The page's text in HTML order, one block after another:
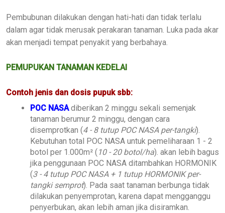
Pembubunan dilakukan dengan hati-hati dan tidak terlalu
dalam agar tidak merusak perakaran tanaman. Luka pada akar
akan menjadi tempat penyakit yang berbahaya.
PEMUPUKAN TANAMAN KEDELAI
Contoh jenis dan dosis pupuk sbb:
POC NASAdiberikan 2 minggu sekali semenjak
tanaman berumur 2 minggu, dengan cara
disemprotkan (4 - 8 tutup POC NASA per-tangki).
Kebutuhan total POC NASA untuk pemeliharaan 1 - 2
botol per 1.000m² ( 10 - 20 botol/ha). akan lebih bagus
jika penggunaan POC NASA ditambahkan HORMONIK
(3 - 4 tutup POC NASA + 1 tutup HORMONIK per-
tangki semprot). Pada saat tanaman berbunga tidak
dilakukan penyemprotan, karena dapat mengganggu
penyerbukan, akan lebih aman jika disiramkan.